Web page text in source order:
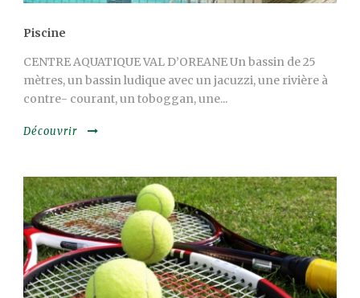
Piscine
CENTRE AQUATIQUE VAL D’OREANE Un bassin de 25
mètres, un bassin ludique avec un jacuzzi, une rivière à
contre- courant, un toboggan, une...
Découvrir